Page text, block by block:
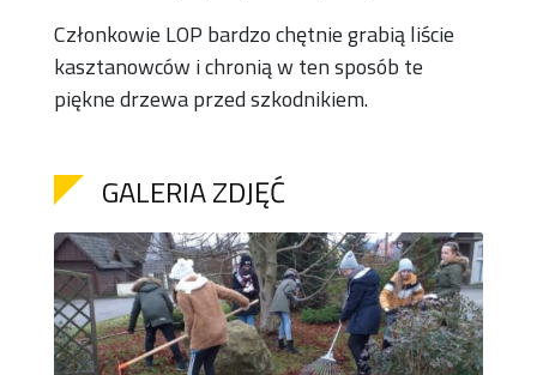
Członkowie LOP bardzo chętnie grabią liście
kasztanowców i chronią w ten sposób te
piękne drzewa przed szkodnikiem.
GALERIA ZDJĘĆ